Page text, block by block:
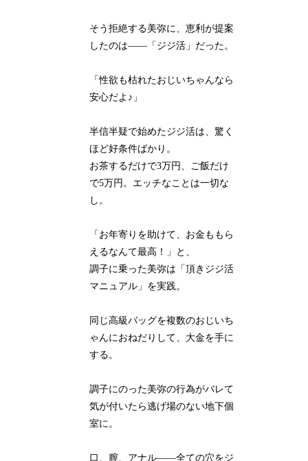
そう拒絶する美弥に、恵利が提案
したのは――「ジジ活」だった。
「性欲も枯れたおじいちゃんなら
安心だよ♪」
半信半疑で始めたジジ活は、驚く
ほど好条件ばかり。
お茶するだけで3万円、ご飯だけ
で5万円。エッチなことは一切な
し。
「お年寄りを助けて、お金ももら
えるなんて最高！」と、
調子に乗った美弥は「頂きジジ活
マニュアル」を実践。
同じ高級バッグを複数のおじいち
ゃんにおねだりして、大金を手に
する。
調子にのった美弥の行為がバレて
気が付いたら逃げ場のない地下個
室に。
口、膣、アナル――全ての穴をジ